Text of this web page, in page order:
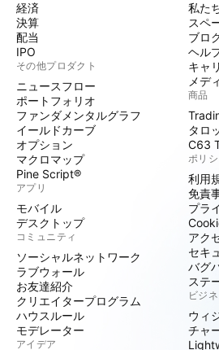
経済
決算
配当
IPO
その他プロダクト
ニュースフロー
ポートフォリオ
ファンダメンタルグラフ
イールドカーブ
オプション
マクロマップ
Pine Script®
アプリ
モバイル
デスクトップ
コミュニティ
ソーシャルネットワーク
ラブウォール
お友達紹介
クリエイタープログラム
ハウスルール
モデレーター
アイデア
私た
スペ
ブロ
ヘル
キャ
メデ
商品
タロ
C63
ポリ
利用
免責
プラ
アク
セキ
バグ
ステ
ビジ
ウィ
チャ